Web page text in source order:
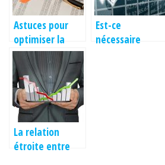
Astuces pour
optimiser la
fiscalité
Est-ce
nécessaire
La relation
étroite entre